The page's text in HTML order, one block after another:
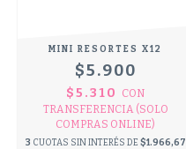
MINI RESORTES X12
$5.900
$5.310
CON
TRANSFERENCIA (SOLO
COMPRAS ONLINE)
3 CUOTAS SIN INTERÉS DE $1.966,67